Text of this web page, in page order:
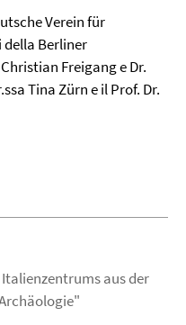
Verein für
della Berliner
Freigang e Dr.
Tina Zürn e il Prof. Dr.
aus der